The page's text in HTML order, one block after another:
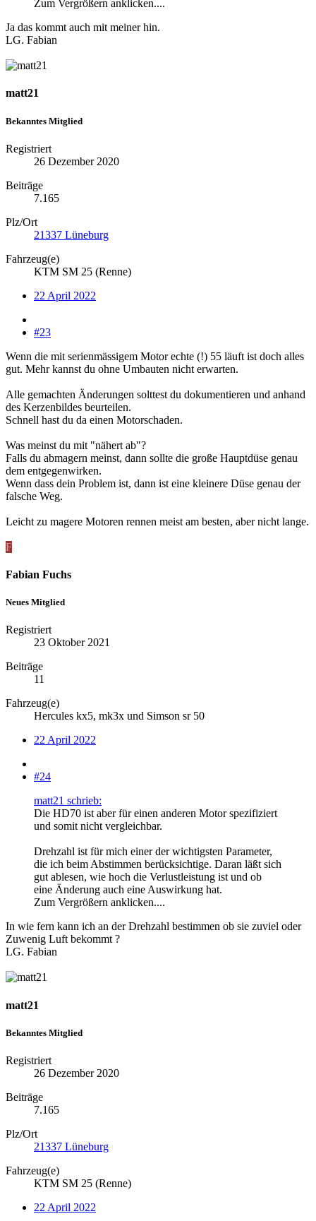
Zum Vergrößern anklicken....
Ja das kommt auch mit meiner hin.
LG. Fabian
matt21
Bekanntes Mitglied
Registriert
26 Dezember 2020
Beiträge
7.165
Plz/Ort
21337 Lüneburg
Fahrzeug(e)
KTM SM 25 (Renne)
22 April 2022
#23
Wenn die mit serienmässigem Motor echte (!) 55 läuft ist doch alles
gut. Mehr kannst du ohne Umbauten nicht erwarten.
Alle gemachten Änderungen solttest du dokumentieren und anhand
des Kerzenbildes beurteilen.
Schnell hast du da einen Motorschaden.
Was meinst du mit "nähert ab"?
Falls du abmagern meinst, dann sollte die große Hauptdüse genau
dem entgegenwirken.
Wenn dass dein Problem ist, dann ist eine kleinere Düse genau der
falsche Weg.
Leicht zu magere Motoren rennen meist am besten, aber nicht lange.
F
Fabian Fuchs
Neues Mitglied
Registriert
23 Oktober 2021
Beiträge
11
Fahrzeug(e)
Hercules kx5, mk3x und Simson sr 50
22 April 2022
#24
matt21 schrieb:
Die HD70 ist aber für einen anderen Motor spezifiziert
und somit nicht vergleichbar.
Drehzahl ist für mich einer der wichtigsten Parameter,
die ich beim Abstimmen berücksichtige. Daran läßt sich
gut ablesen, wie hoch die Verlustleistung ist und ob
eine Änderung auch eine Auswirkung hat.
Zum Vergrößern anklicken....
In wie fern kann ich an der Drehzahl bestimmen ob sie zuviel oder
Zuwenig Luft bekommt ?
LG. Fabian
matt21
Bekanntes Mitglied
Registriert
26 Dezember 2020
Beiträge
7.165
Plz/Ort
21337 Lüneburg
Fahrzeug(e)
KTM SM 25 (Renne)
22 April 2022